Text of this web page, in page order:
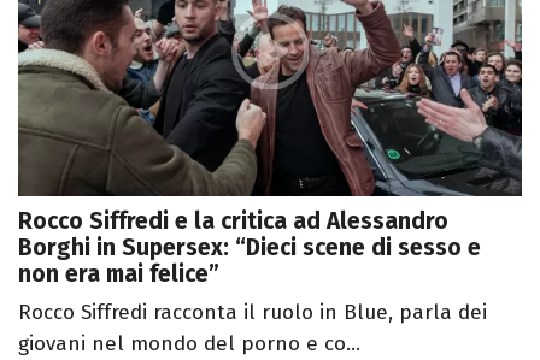
Rocco Siffredi e la critica ad Alessandro
Borghi in Supersex: “Dieci scene di sesso e
non era mai felice”
Rocco Siffredi racconta il ruolo in Blue, parla dei
giovani nel mondo del porno e co...